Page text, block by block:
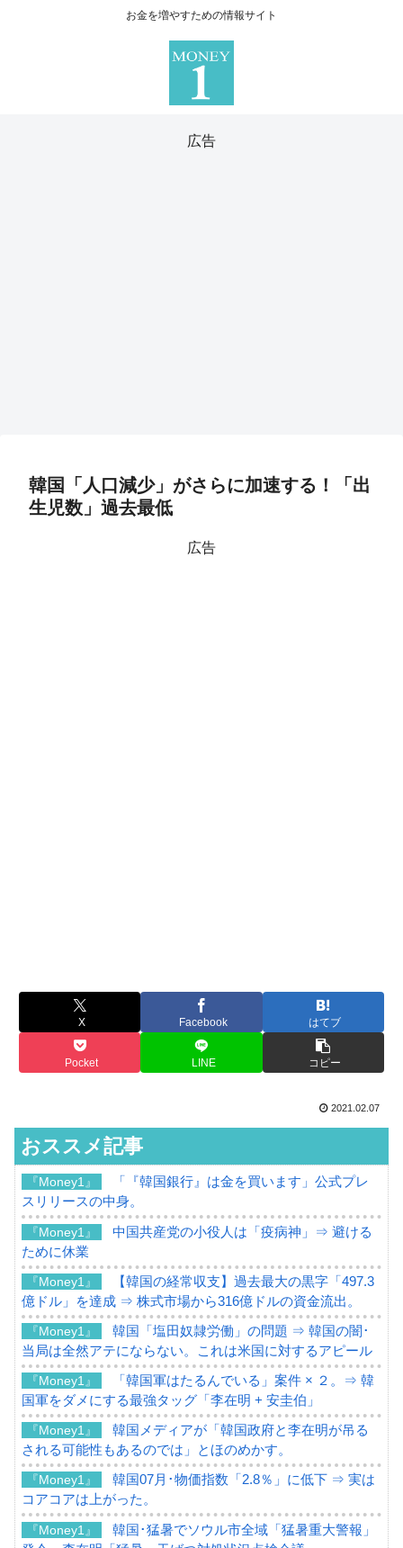
お金を増やすための情報サイト
広告
韓国「人口減少」がさらに加速する！「出
生児数」過去最低
広告
X Facebook はてブ
Pocket LINE コピー
2021.02.07
おススメ記事
『Money1』
「『韓国銀行』は金を買います」公式プレ
スリリースの中身。
『Money1』
中国共産党の小役人は「疫病神」⇒ 避ける
ために休業
『Money1』
【韓国の経常収支】過去最大の黒字「497.3
億ドル」を達成 ⇒ 株式市場から316億ドルの資金流出。
『Money1』
韓国「塩田奴隷労働」の問題 ⇒ 韓国の闇･
当局は全然アテにならない。これは米国に対するアピール
『Money1』
「韓国軍はたるんでいる」案件 × ２。⇒ 韓
国軍をダメにする最強タッグ「李在明 + 安圭伯」
『Money1』
韓国メディアが「韓国政府と李在明が吊る
される可能性もあるのでは」とほのめかす。
『Money1』
韓国07月･物価指数「2.8％」に低下 ⇒ 実は
コアコアは上がった。
『Money1』
韓国･猛暑でソウル市全域「猛暑重大警報」